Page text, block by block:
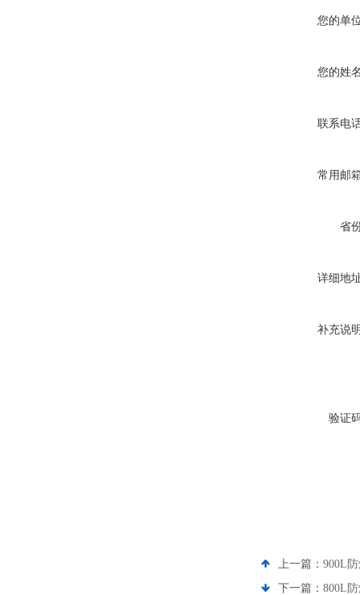
您的单
您的姓
联系电
常用邮
省
详细地
补充说
验证
上一篇： 900L
下一篇： 800L